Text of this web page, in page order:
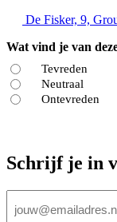
De Fisker, 9,
Wat vind je van
Tevreden
Neutraal
Ontevreden
Schrijf je in
mailadres